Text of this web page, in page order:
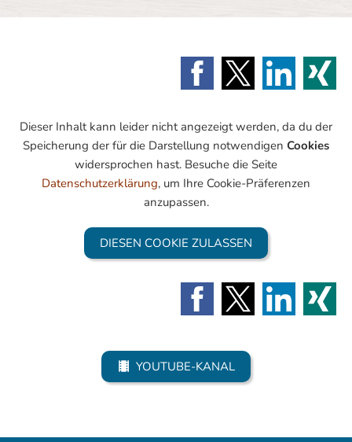
Dieser Inhalt kann leider nicht angezeigt werden, da du der
Speicherung der für die Darstellung notwendigen Cookies
widersprochen hast. Besuche die Seite
Datenschutzerklärung, um Ihre Cookie-Präferenzen
anzupassen.
DIESEN COOKIE ZULASSEN
YOUTUBE-KANAL